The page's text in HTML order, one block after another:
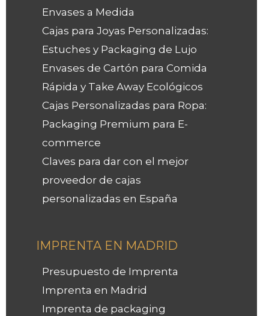
Envases a Medida
Cajas para Joyas Personalizadas:
Estuches y Packaging de Lujo
Envases de Cartón para Comida
Rápida y Take Away Ecológicos
Cajas Personalizadas para Ropa:
Packaging Premium para E-
commerce
Claves para dar con el mejor
proveedor de cajas
personalizadas en España
IMPRENTA EN MADRID
Presupuesto de Imprenta
Imprenta en Madrid
Imprenta de packaging